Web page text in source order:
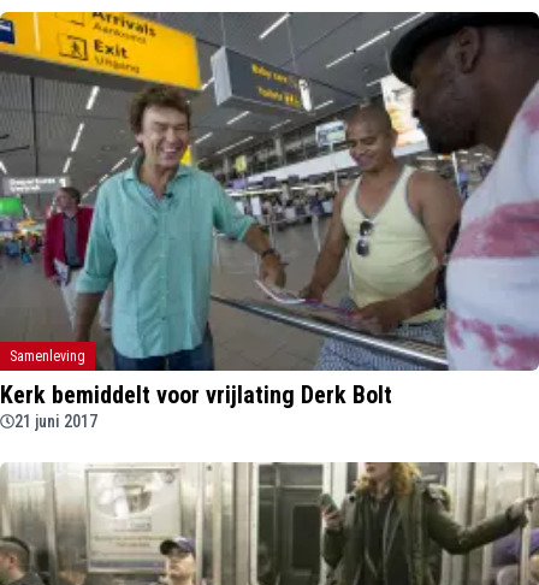
Samenleving
Kerk bemiddelt voor vrijlating Derk Bolt
21 juni 2017